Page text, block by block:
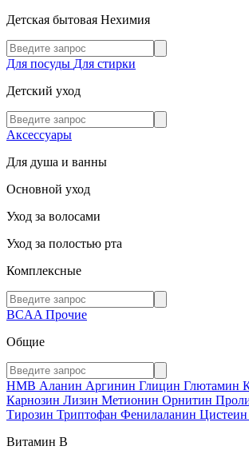
Детская бытовая Нехимия
Для посуды Для стирки
Детский уход
Аксессуары
Для душа и ванны
Основной уход
Уход за волосами
Уход за полостью рта
Комплексные
BCAA Прочие
Общие
HMB Аланин Аргинин Глицин Глютамин
Карнозин Лизин Метионин Орнитин
Тирозин Триптофан Фенилаланин Цистеин
Витамин В